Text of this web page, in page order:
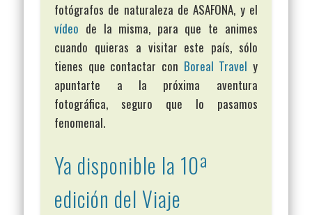
fotógrafos de naturaleza de ASAFONA, y el
vídeo de la misma, para que te animes
cuando quieras a visitar este país, sólo
tienes que contactar con Boreal Travel y
apuntarte a la próxima aventura
fotográfica, seguro que lo pasamos
fenomenal.
Ya disponible la 10ª
edición del Viaje